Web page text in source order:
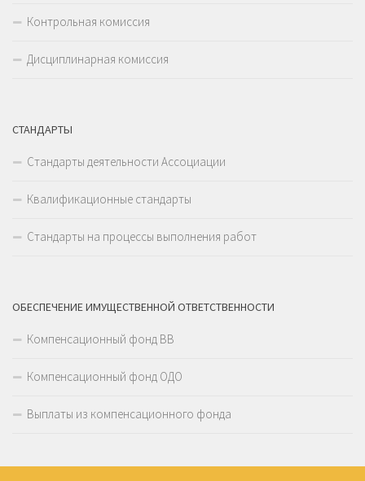
Контрольная комиссия
Дисциплинарная комиссия
СТАНДАРТЫ
Стандарты деятельности Ассоциации
Квалификационные стандарты
Стандарты на процессы выполнения работ
ОБЕСПЕЧЕНИЕ ИМУЩЕСТВЕННОЙ ОТВЕТСТВЕННОСТИ
Компенсационный фонд ВВ
Компенсационный фонд ОДО
Выплаты из компенсационного фонда